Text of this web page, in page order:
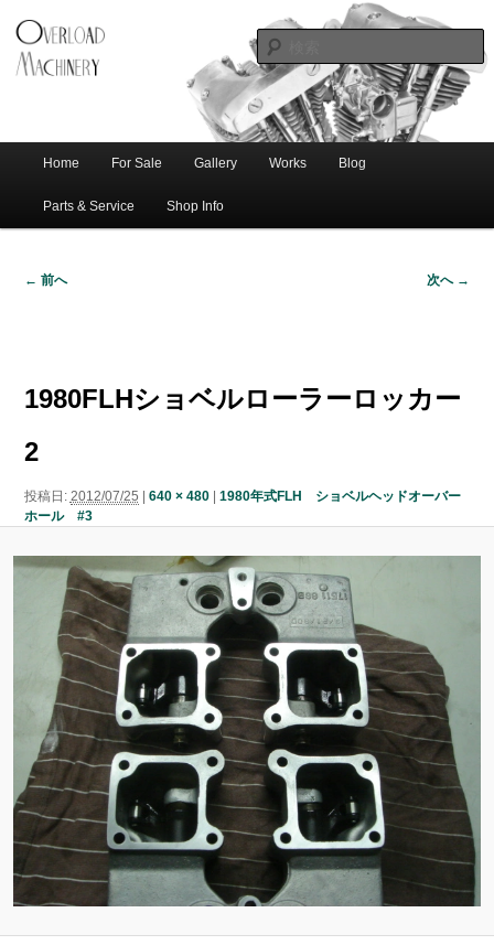
新潟のハー
レー中古車
バーロード
ショベル・アイアンスポーツ・エボビッグツイン＆スポーツスターなどを取
り扱う中古ハーレー専門店。整備・修理・カスタムまで一貫対応します。
ン
メ
イ
ン
ン
ン
ツ
へ
動
サ
ブ
コ
テ
ツ
へ
移
Home For Sale Gallery Works Blog
Parts & Service Shop Info
ゲ
シ
ョ
ン
← 前へ 次へ →
1980FLHショベルローラーロッカー
2
投稿日: 2012/07/25 640 × 480| 1980年式FLH ショベルヘッドオーバー
ホール #3